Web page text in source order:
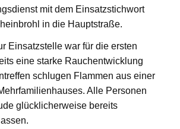
mit dem Einsatzstichwort
in die Hauptstraße.
Einsatzstelle war für die ersten
eine starke Rauchentwicklung
schlugen Flammen aus einer
Alle Personen
glücklicherweise bereits